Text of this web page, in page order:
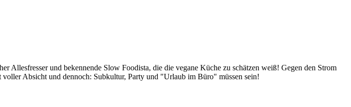
Allesfresser und bekennende Slow Foodista, die die vegane Küche zu schätzen weiß! Gegen den Strom
Absicht und dennoch: Subkultur, Party und "Urlaub im Büro" müssen sein!